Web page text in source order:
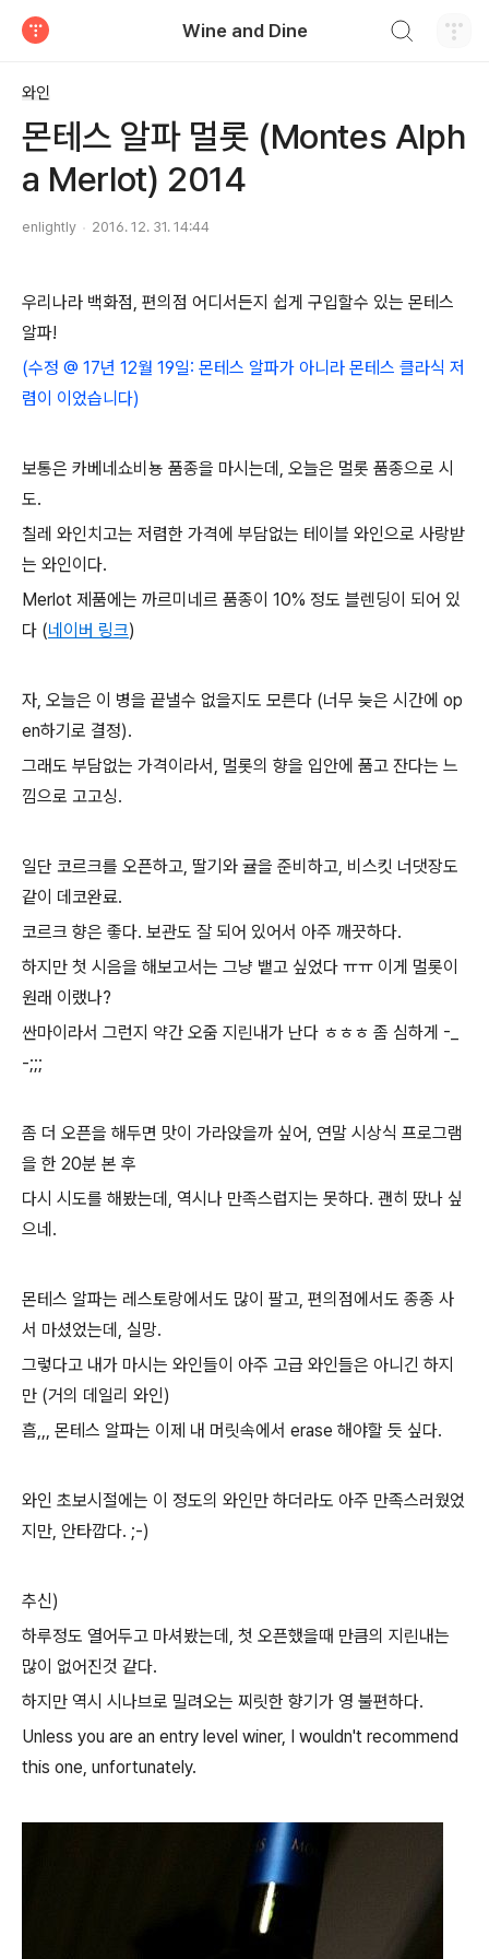
Wine and Dine
와인
몬테스 알파 멀롯 (Montes Alph
a Merlot) 2014
enlightly 2016. 12. 31. 14:44
우리나라 백화점, 편의점 어디서든지 쉽게 구입할수 있는 몬테스
알파!
(수정 @ 17년 12월 19일: 몬테스 알파가 아니라 몬테스 클라식 저
렴이 이었습니다)
보통은 카베네쇼비뇽 품종을 마시는데, 오늘은 멀롯 품종으로 시
도.
칠레 와인치고는 저렴한 가격에 부담없는 테이블 와인으로 사랑받
는 와인이다.
Merlot 제품에는 까르미네르 품종이 10% 정도 블렌딩이 되어 있
다 (네이버 링크)
자, 오늘은 이 병을 끝낼수 없을지도 모른다 (너무 늦은 시간에 op
en하기로 결정).
그래도 부담없는 가격이라서, 멀롯의 향을 입안에 품고 잔다는 느
낌으로 고고싱.
일단 코르크를 오픈하고, 딸기와 귤을 준비하고, 비스킷 너댓장도
같이 데코완료.
코르크 향은 좋다. 보관도 잘 되어 있어서 아주 깨끗하다.
하지만 첫 시음을 해보고서는 그냥 뱉고 싶었다 ㅠㅠ 이게 멀롯이
원래 이랬나?
싼마이라서 그런지 약간 오줌 지린내가 난다 ㅎㅎㅎ 좀 심하게 -_
-;;;
좀 더 오픈을 해두면 맛이 가라앉을까 싶어, 연말 시상식 프로그램
을 한 20분 본 후
다시 시도를 해봤는데, 역시나 만족스럽지는 못하다. 괜히 땄나 싶
으네.
몬테스 알파는 레스토랑에서도 많이 팔고, 편의점에서도 종종 사
서 마셨었는데, 실망.
그렇다고 내가 마시는 와인들이 아주 고급 와인들은 아니긴 하지
만 (거의 데일리 와인)
흠,,, 몬테스 알파는 이제 내 머릿속에서 erase 해야할 듯 싶다.
와인 초보시절에는 이 정도의 와인만 하더라도 아주 만족스러웠었
지만, 안타깝다. ;-)
추신)
하루정도 열어두고 마셔봤는데, 첫 오픈했을때 만큼의 지린내는
많이 없어진것 같다.
하지만 역시 시나브로 밀려오는 찌릿한 향기가 영 불편하다.
Unless you are an entry level winer, I wouldn't recommend
this one, unfortunately.